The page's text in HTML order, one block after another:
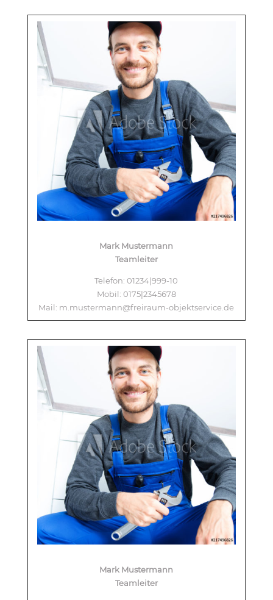
Mark Mustermann
Teamleiter
Telefon: 01234|999-10
Mobil: 0175|2345678
Mail: m.mustermann@freiraum-objektservice.de
Mark Mustermann
Teamleiter